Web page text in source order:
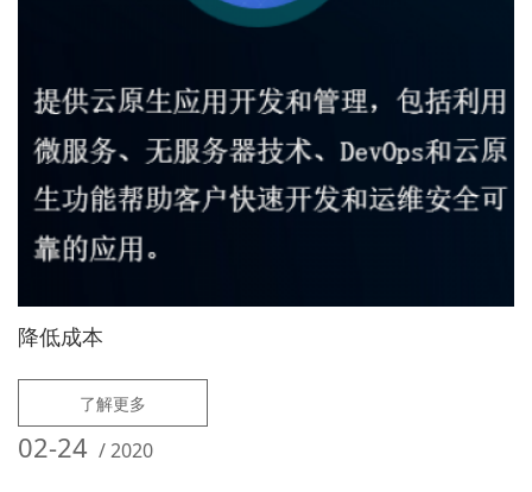
降低成本
了解更多
02-24 /2020